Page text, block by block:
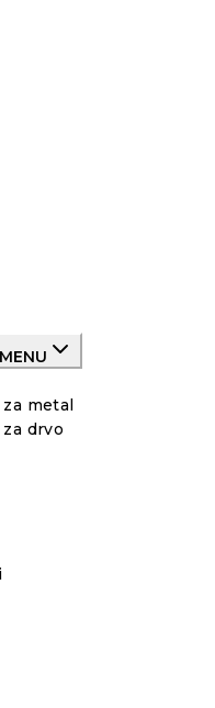
metal
drvo